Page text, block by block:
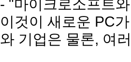
- "마이크로소프트
이것이 새로운 PC
와 기업은 물론, 여